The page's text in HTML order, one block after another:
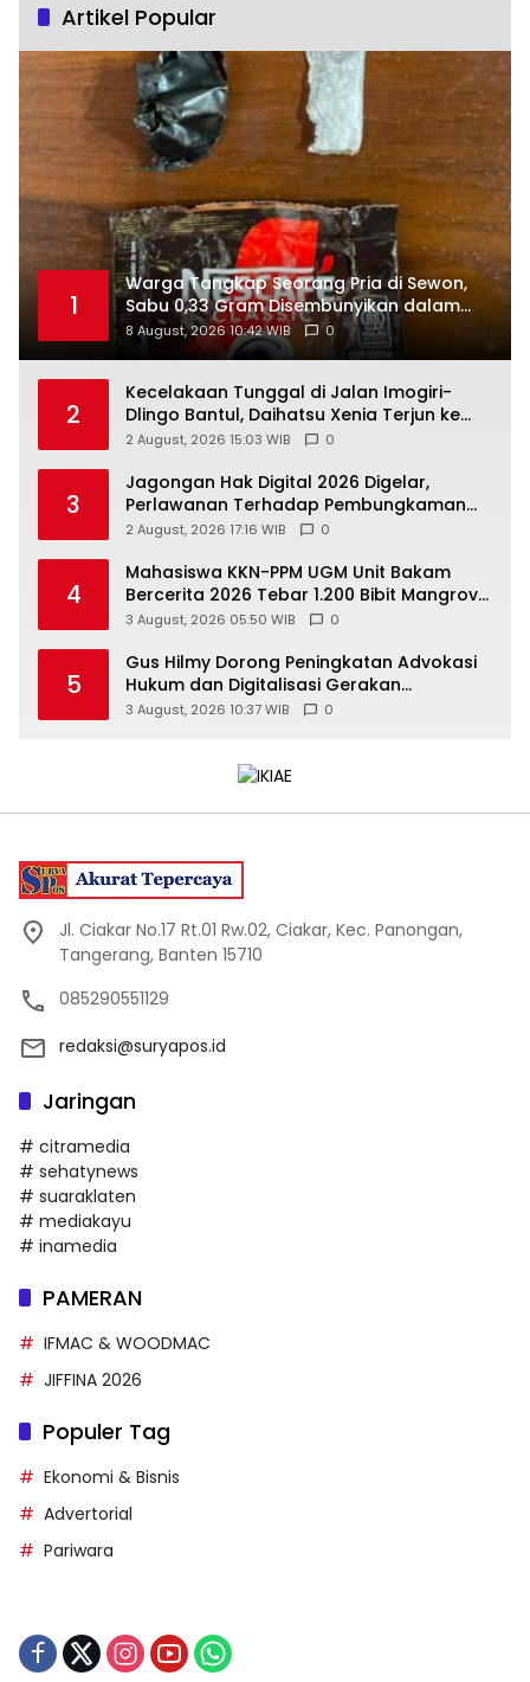
Artikel Popular
1
Warga Tangkap Seorang Pria di Sewon,
Sabu 0,33 Gram Disembunyikan dalam
Bungkus Kopi
8 August, 2026 10:42 WIB 0
2
Kecelakaan Tunggal di Jalan Imogiri-
Dlingo Bantul, Daihatsu Xenia Terjun ke
Jurang
2 August, 2026 15:03 WIB 0
3
Jagongan Hak Digital 2026 Digelar,
Perlawanan Terhadap Pembungkaman
Media Digital
2 August, 2026 17:16 WIB 0
4
Mahasiswa KKN-PPM UGM Unit Bakam
Bercerita 2026 Tebar 1.200 Bibit Mangrove
di Sungai Air Layang
3 August, 2026 05:50 WIB 0
5
Gus Hilmy Dorong Peningkatan Advokasi
Hukum dan Digitalisasi Gerakan
Meningkatkan Kualitas PMII DIY
3 August, 2026 10:37 WIB 0
Jl. Ciakar No.17 Rt.01 Rw.02, Ciakar, Kec. Panongan,
Tangerang, Banten 15710
085290551129
redaksi@suryapos.id
Jaringan
# citramedia
# sehatynews
# suaraklaten
# mediakayu
# inamedia
PAMERAN
IFMAC & WOODMAC
JIFFINA 2026
Populer Tag
Ekonomi & Bisnis
Advertorial
Pariwara